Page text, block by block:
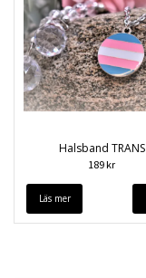
Halsband TRANS
189 kr
Läs mer